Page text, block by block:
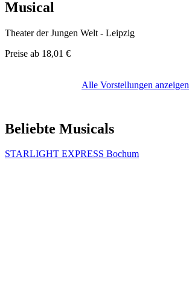
Musical
Theater der Jungen Welt - Leipzig
Preise ab 18,01 €
Alle Vorstellungen anzeigen
Beliebte Musicals
STARLIGHT EXPRESS Bochum